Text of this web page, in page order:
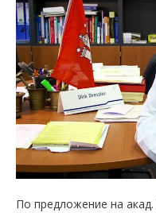
По предложение на